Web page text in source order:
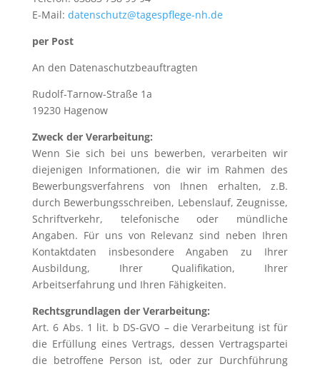
E-Mail: datenschutz@tagespflege-nh.de
per Post
An den Datenaschutzbeauftragten
Rudolf-Tarnow-Straße 1a
19230 Hagenow
Zweck der Verarbeitung:
Wenn Sie sich bei uns bewerben, verarbeiten wir
diejenigen Informationen, die wir im Rahmen des
Bewerbungsverfahrens von Ihnen erhalten, z.B.
durch Bewerbungsschreiben, Lebenslauf, Zeugnisse,
Schriftverkehr, telefonische oder mündliche
Angaben. Für uns von Relevanz sind neben Ihren
Kontaktdaten insbesondere Angaben zu Ihrer
Ausbildung, Ihrer Qualifikation, Ihrer
Arbeitserfahrung und Ihren Fähigkeiten.
Rechtsgrundlagen der Verarbeitung:
Art. 6 Abs. 1 lit. b DS-GVO – die Verarbeitung ist für
die Erfüllung eines Vertrags, dessen Vertragspartei
die betroffene Person ist, oder zur Durchführung